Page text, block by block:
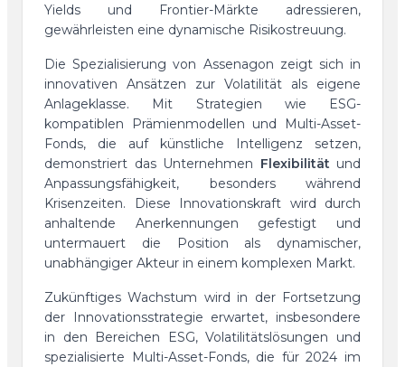
Yields und Frontier-Märkte adressieren,
gewährleisten eine dynamische Risikostreuung.
Die Spezialisierung von Assenagon zeigt sich in
innovativen Ansätzen zur Volatilität als eigene
Anlageklasse. Mit Strategien wie ESG-
kompatiblen Prämienmodellen und Multi-Asset-
Fonds, die auf künstliche Intelligenz setzen,
demonstriert das Unternehmen Flexibilität und
Anpassungsfähigkeit, besonders während
Krisenzeiten. Diese Innovationskraft wird durch
anhaltende Anerkennungen gefestigt und
untermauert die Position als dynamischer,
unabhängiger Akteur in einem komplexen Markt.
Zukünftiges Wachstum wird in der Fortsetzung
der Innovationsstrategie erwartet, insbesondere
in den Bereichen ESG, Volatilitätslösungen und
spezialisierte Multi-Asset-Fonds, die für 2024 im